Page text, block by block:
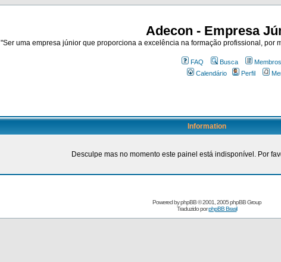
Adecon - Empresa
"Ser uma empresa júnior que proporciona a excelência na formação profissional,
FAQ Busca Membros
Calendário
Perfil
Information
Desculpe mas no momento este painel está indisponível. Por
Powered byphpBB© 2001, 2005 phpBB Group
Traduzido porphpBB Brasil